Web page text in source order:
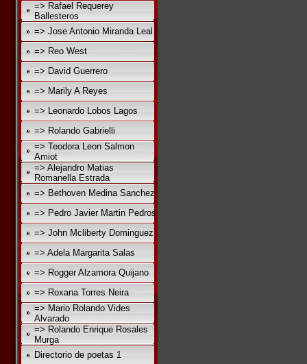
=> Rafael Requerey
Ballesteros
=> Jose Antonio Miranda Leal
=> Reo West
=> David Guerrero
=> Marily A Reyes
=> Leonardo Lobos Lagos
=> Rolando Gabrielli
=> Teodora Leon Salmon
Amiot
=> Alejandro Matias
Romanella Estrada
=> Bethoven Medina Sanchez
=> Pedro Javier Martin Pedros
=> John Mcliberty Dominguez
=> Adela Margarita Salas
=> Rogger Alzamora Quijano
=> Roxana Torres Neira
=> Mario Rolando Vides
Alvarado
=> Rolando Enrique Rosales
Murga
Directorio de poetas 1